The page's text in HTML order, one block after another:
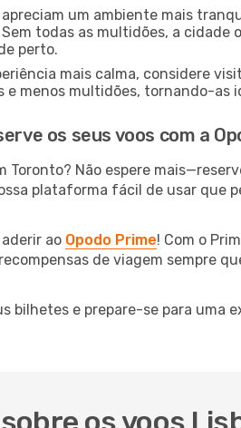
um ambiente mais
todas as multidões, a
perto.
mais calma, considere
menos multidões, tornando-as
os seus voos com a
Não espere
plataforma fácil de usar que
ao Opodo Prime! Com o
de viagem sempre
bilhetes e prepare-se para uma